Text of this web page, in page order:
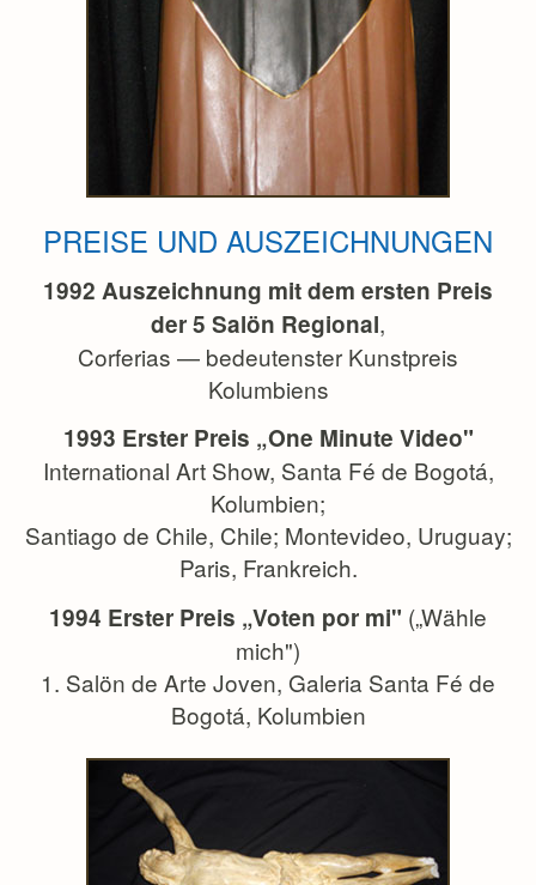
PREISE UND AUSZEICHNUNGEN
1992 Auszeichnung mit dem ersten Preis
der 5 Salön Regional,
Corferias — bedeutenster Kunstpreis
Kolumbiens
1993 Erster Preis „One Minute Video"
International Art Show, Santa Fé de Bogotá,
Kolumbien;
Santiago de Chile, Chile; Montevideo, Uruguay;
Paris, Frankreich.
1994 Erster Preis „Voten por mi" („Wähle
mich")
1. Salön de Arte Joven, Galeria Santa Fé de
Bogotá, Kolumbien